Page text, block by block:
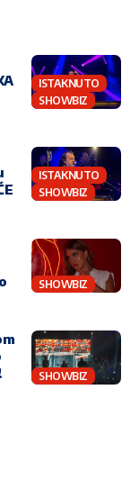
ISTAKNUTO
SHOWBIZ
ISTAKNUTO
SHOWBIZ
SHOWBIZ
SHOWBIZ